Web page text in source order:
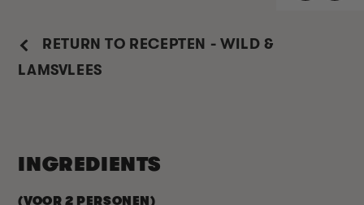
RETURN TO RECEPTEN - WILD &
LAMSVLEES
INGREDIENTS
(VOOR 2 PERSONEN)